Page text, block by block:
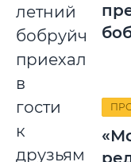
летний
бобруйчанин
приехал
в
гости
к
друзьям